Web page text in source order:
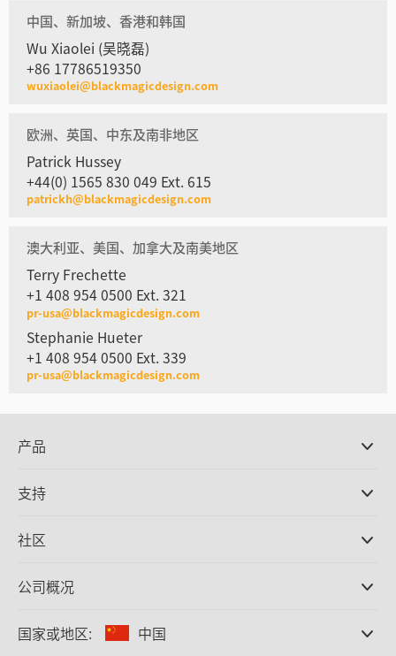
中国、新加坡、香港和韩国
Wu Xiaolei (吴晓磊)
+86 17786519350
wuxiaolei@blackmagicdesign.com
欧洲、英国、中东及南非地区
Patrick Hussey
+44(0) 1565 830 049 Ext. 615
patrickh@blackmagicdesign.com
澳大利亚、美国、加拿大及南美地区
Terry Frechette
+1 408 954 0500 Ext. 321
pr-usa@blackmagicdesign.com
Stephanie Hueter
+1 408 954 0500 Ext. 339
pr-usa@blackmagicdesign.com
产品
DaVinci Resolve和Fusion软件
Ultimatte
采集和输出
格式转换
支持
支持中心
社区
公司概况
关于我们
国家或地区: 中国